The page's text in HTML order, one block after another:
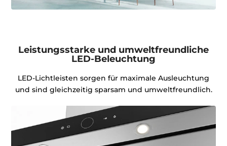
Leistungsstarke und umweltfreundliche
LED-Beleuchtung
LED-Lichtleisten sorgen für maximale Ausleuchtung
und sind gleichzeitig sparsam und umweltfreundlich.